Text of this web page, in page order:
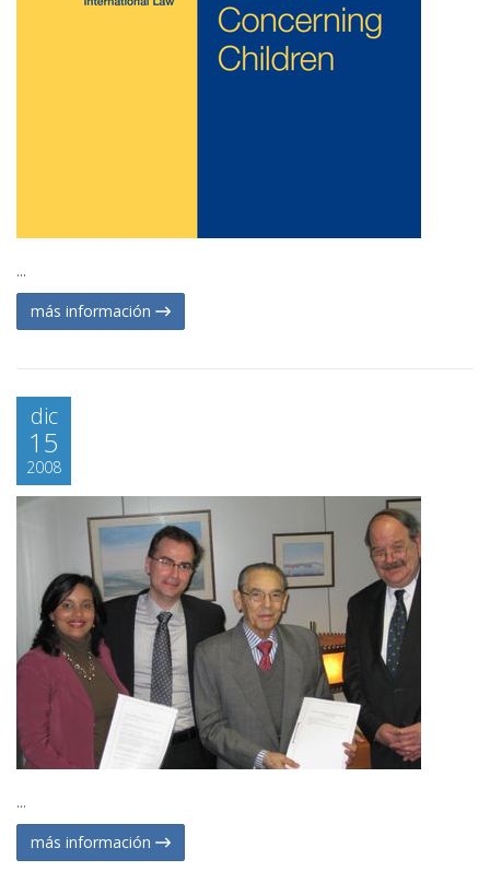
...
más información
dic
15
2008
...
más información